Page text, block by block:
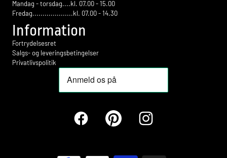
Mandag - torsdag....kl. 07.00 - 15.00
Fredag....................kl. 07.00 - 14.30
Information
Fortrydelsesret
Salgs- og leveringsbetingelser
Privatlivspolitik